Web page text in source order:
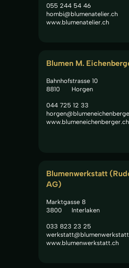
055 244 54 46
hombi@blumenatelier.ch
www.blumenatelier.ch
Blumen M.
Bahnhofstrasse 10
8810
Horgen
044 725 12 33
www.blumeneichenberger.ch
Blumenwerkstatt
AG)
Marktgasse 8
3800
Interlaken
033 823 23 25
www.blumenwerkstatt.ch